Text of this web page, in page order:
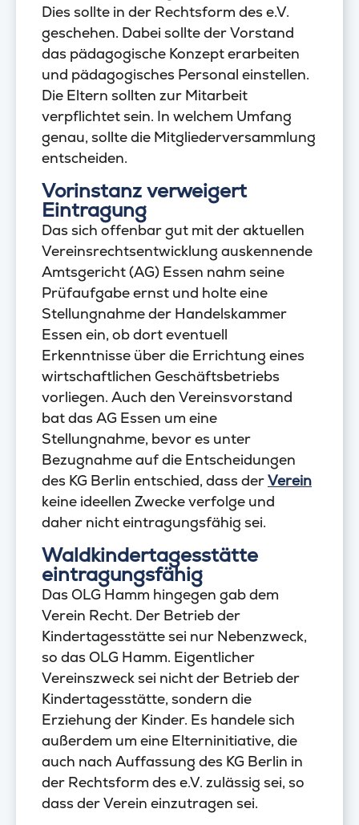
Dies sollte in der Rechtsform des e.V.
geschehen. Dabei sollte der Vorstand
das pädagogische Konzept erarbeiten
und pädagogisches Personal einstellen.
Die Eltern sollten zur Mitarbeit
verpflichtet sein. In welchem Umfang
genau, sollte die Mitgliederversammlung
entscheiden.
Vorinstanz verweigert
Eintragung
Das sich offenbar gut mit der aktuellen
Vereinsrechtsentwicklung auskennende
Amtsgericht (AG) Essen nahm seine
Prüfaufgabe ernst und holte eine
Stellungnahme der Handelskammer
Essen ein, ob dort eventuell
Erkenntnisse über die Errichtung eines
wirtschaftlichen Geschäftsbetriebs
vorliegen. Auch den Vereinsvorstand
bat das AG Essen um eine
Stellungnahme, bevor es unter
Bezugnahme auf die Entscheidungen
des KG Berlin entschied, dass derVerein
keine ideellen Zwecke verfolge und
daher nicht eintragungsfähig sei.
Waldkindertagesstätte
eintragungsfähig
Das OLG Hamm hingegen gab dem
Verein Recht. Der Betrieb der
Kindertagesstätte sei nur Nebenzweck,
so das OLG Hamm. Eigentlicher
Vereinszweck sei nicht der Betrieb der
Kindertagesstätte, sondern die
Erziehung der Kinder. Es handele sich
außerdem um eine Elterninitiative, die
auch nach Auffassung des KG Berlin in
der Rechtsform des e.V. zulässig sei, so
dass der Verein einzutragen sei.